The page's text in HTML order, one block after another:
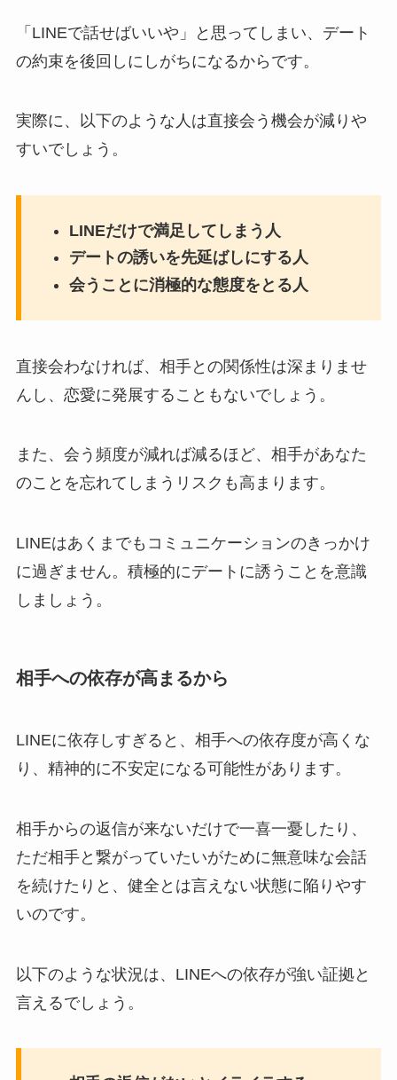
「LINEで話せばいいや」と思ってしまい、デート
の約束を後回しにしがちになるからです。
実際に、以下のような人は直接会う機会が減りや
すいでしょう。
LINEだけで満足してしまう人
デートの誘いを先延ばしにする人
会うことに消極的な態度をとる人
直接会わなければ、相手との関係性は深まりませ
んし、恋愛に発展することもないでしょう。
また、会う頻度が減れば減るほど、相手があなた
のことを忘れてしまうリスクも高まります。
LINEはあくまでもコミュニケーションのきっかけ
に過ぎません。積極的にデートに誘うことを意識
しましょう。
相手への依存が高まるから
LINEに依存しすぎると、相手への依存度が高くな
り、精神的に不安定になる可能性があります。
相手からの返信が来ないだけで一喜一憂したり、
ただ相手と繋がっていたいがために無意味な会話
を続けたりと、健全とは言えない状態に陥りやす
いのです。
以下のような状況は、LINEへの依存が強い証拠と
言えるでしょう。